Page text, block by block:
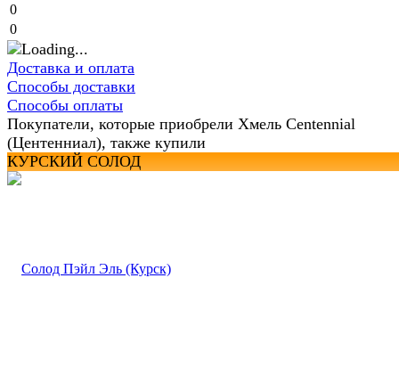
0
0
Доставка и оплата
Способы доставки
Способы оплаты
Покупатели, которые приобрели Хмель Centennial
(Центенниал), также купили
КУРСКИЙ СОЛОД